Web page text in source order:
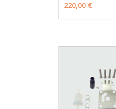
220,00 €